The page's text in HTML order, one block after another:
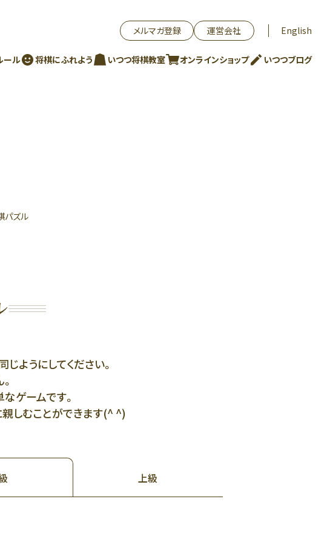
ール 将棋にふれよう いつつ将棋教室 オンラインショップ いつつブログ
メルマガ登録 運営会社 English
パズル
ようにしてください。
ゲームです。
しむことができます(^ ^)
上級